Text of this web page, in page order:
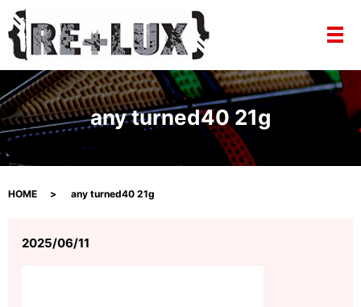
メ
any turned40 21g
HOME any turned40 21g
2025/06/11